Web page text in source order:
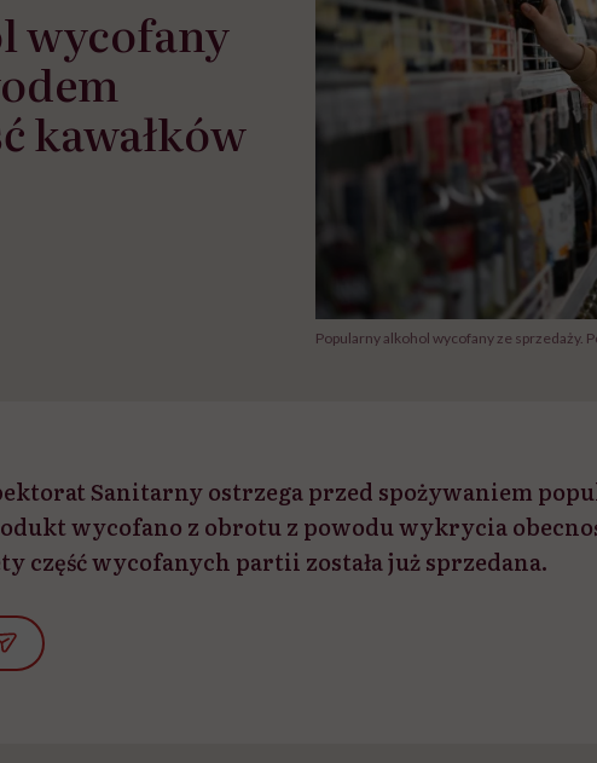
wycofany
kawałków
Popularny alkohol wycofany ze sprzedaży.
Sanitarny ostrzega przed spożywaniem
wycofano z obrotu z powodu wykrycia
część wycofanych partii została już sprzedana.